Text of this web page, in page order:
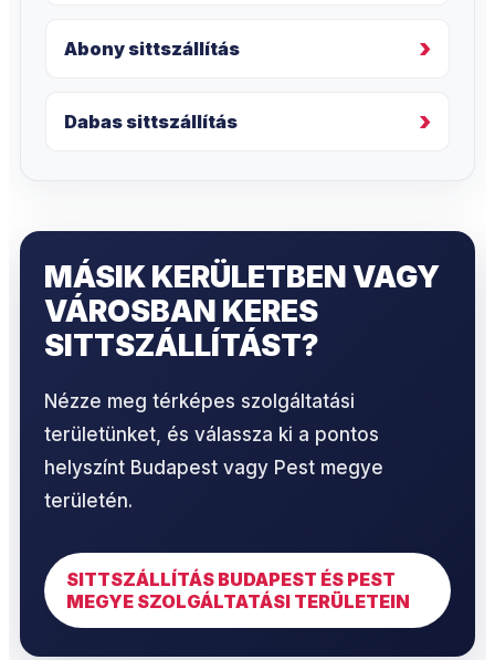
Abony sittszállítás
Dabas sittszállítás
MÁSIK KERÜLETBEN VAGY
VÁROSBAN KERES
SITTSZÁLLÍTÁST?
Nézze meg térképes szolgáltatási
területünket, és válassza ki a pontos
helyszínt Budapest vagy Pest megye
területén.
SITTSZÁLLÍTÁS BUDAPEST ÉS PEST
MEGYE SZOLGÁLTATÁSI TERÜLETEIN